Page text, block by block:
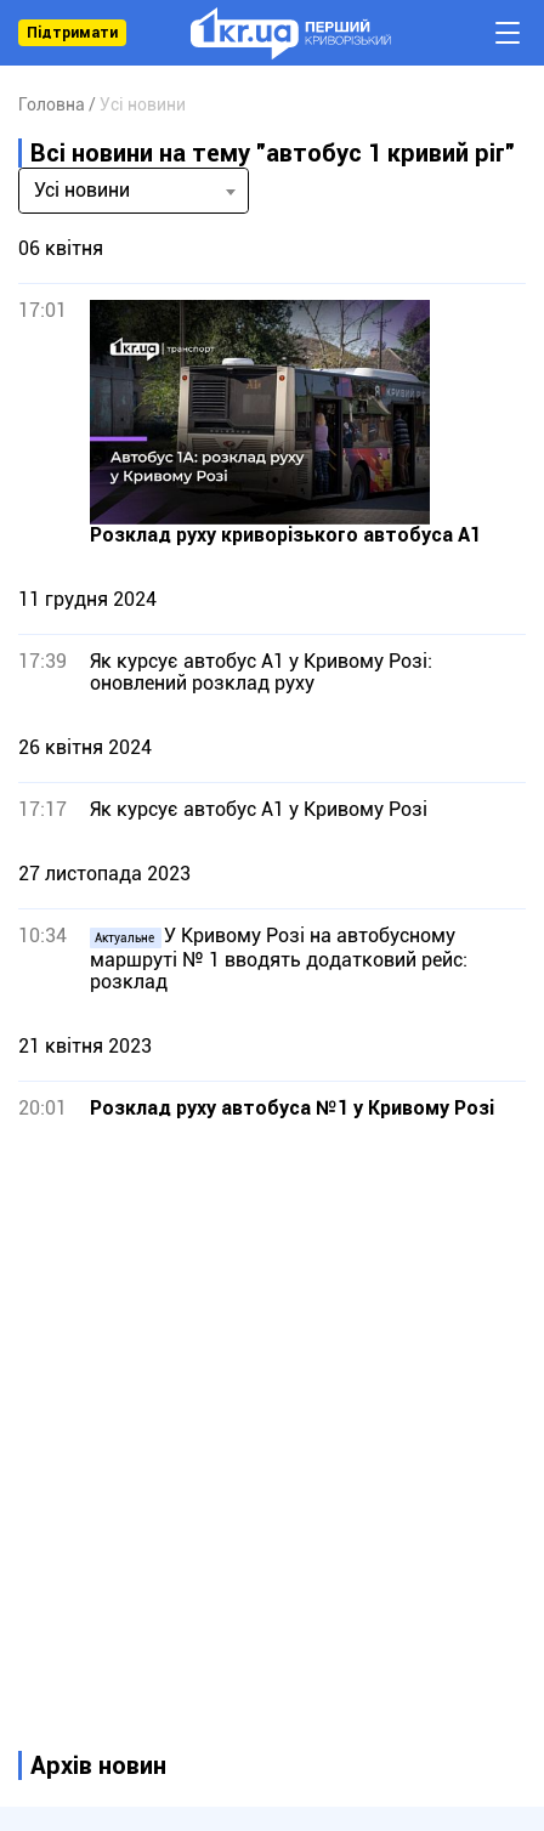
Підтримати
Головна Усі новини
Всі новини на тему "автобус 1 кривий ріг"
Усі новини
06 квітня
17:01
Розклад руху криворізького автобуса А1
11 грудня 2024
17:39
Як курсує автобус А1 у Кривому Розі:
оновлений розклад руху
26 квітня 2024
17:17 Як курсує автобус А1 у Кривому Розі
27 листопада 2023
10:34 Актуальне
У Кривому Розі на автобусному
маршруті № 1 вводять додатковий рейс:
розклад
21 квітня 2023
20:01 Розклад руху автобуса №1 у Кривому Розі
Архів новин